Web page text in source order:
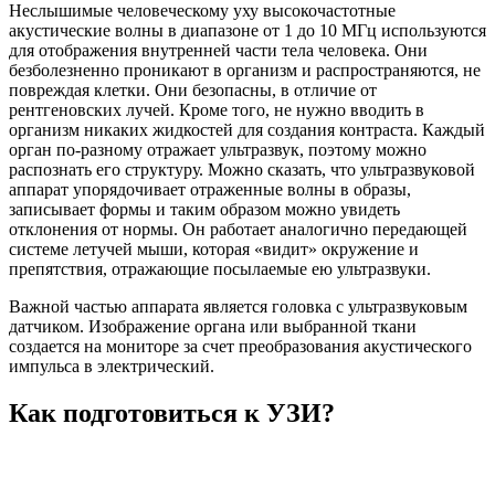
Неслышимые человеческому уху высокочастотные
акустические волны в диапазоне от 1 до 10 МГц используются
для отображения внутренней части тела человека. Они
безболезненно проникают в организм и распространяются, не
повреждая клетки. Они безопасны, в отличие от
рентгеновских лучей. Кроме того, не нужно вводить в
организм никаких жидкостей для создания контраста. Каждый
орган по-разному отражает ультразвук, поэтому можно
распознать его структуру. Можно сказать, что ультразвуковой
аппарат упорядочивает отраженные волны в образы,
записывает формы и таким образом можно увидеть
отклонения от нормы. Он работает аналогично передающей
системе летучей мыши, которая «видит» окружение и
препятствия, отражающие посылаемые ею ультразвуки.
Важной частью аппарата является головка с ультразвуковым
датчиком. Изображение органа или выбранной ткани
создается на мониторе за счет преобразования акустического
импульса в электрический.
Как подготовиться к УЗИ?